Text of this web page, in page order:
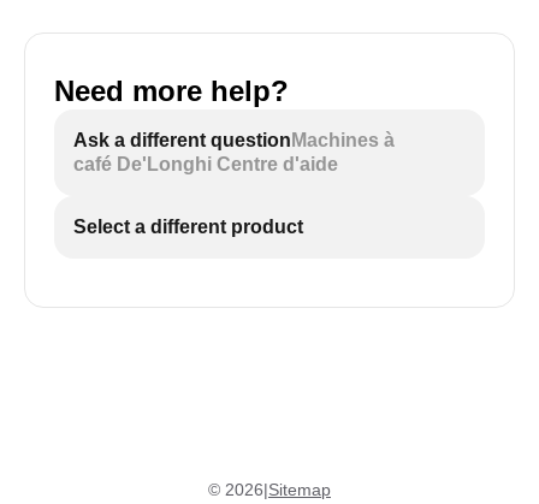
Need more help?
Ask a different question Machines à
café De'Longhi Centre d'aide
Select a different product
© 2026|Sitemap